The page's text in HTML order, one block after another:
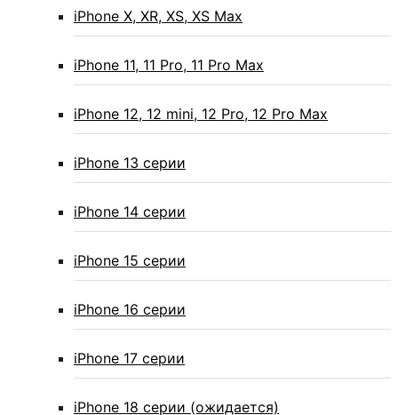
iPhone X, XR, XS, XS Max
iPhone 11, 11 Pro, 11 Pro Max
iPhone 12, 12 mini, 12 Pro, 12 Pro Max
iPhone 13 серии
iPhone 14 серии
iPhone 15 серии
iPhone 16 серии
iPhone 17 серии
iPhone 18 серии (ожидается)